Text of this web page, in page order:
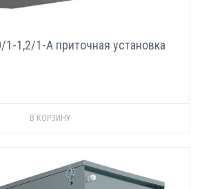
1-1,2/1-A приточная установка